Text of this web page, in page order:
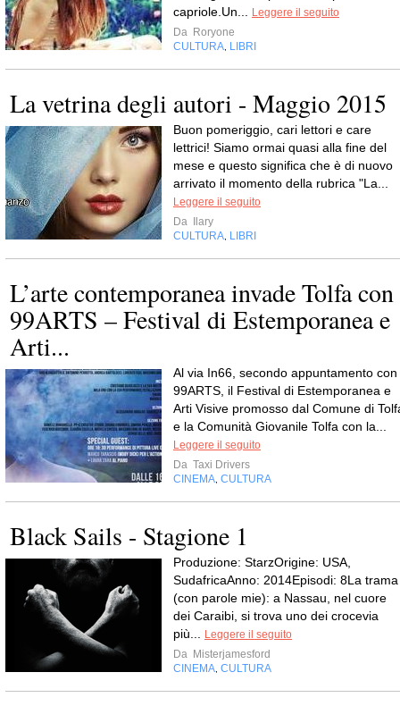
capriole.Un...
Leggere il seguito
Da Roryone
CULTURA LIBRI
La vetrina degli autori - Maggio 2015
Buon pomeriggio, cari lettori e care
lettrici! Siamo ormai quasi alla fine del
mese e questo significa che è di nuovo
arrivato il momento della rubrica "La...
Leggere il seguito
Da
Ilary
CULTURA LIBRI
L’arte contemporanea invade Tolfa con
99ARTS – Festival di Estemporanea e
Arti...
Al via In66, secondo appuntamento con
99ARTS, il Festival di Estemporanea e
Arti Visive promosso dal Comune di
e la Comunità Giovanile Tolfa con la...
Leggere il seguito
Da Taxi Drivers
CINEMA CULTURA
Black Sails - Stagione 1
Produzione: StarzOrigine: USA,
SudafricaAnno: 2014Episodi: 8La trama
(con parole mie): a Nassau, nel cuore
dei Caraibi, si trova uno dei crocevia
più...
Leggere il seguito
Da Misterjamesford
CINEMA CULTURA